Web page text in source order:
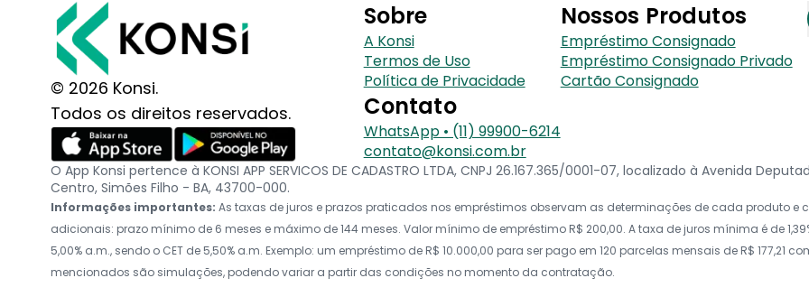
© 2026 Konsi.
Todos os direitos reservados.
Sobre
A Konsi
Termos de Uso
Política de Privacidade
Contato
WhatsApp • (11) 99900-6214
contato@konsi.com.br
Nossos Produtos
Empréstimo Consignado
Empréstimo Consignado Privado
Cartão Consignado
O App Konsi pertence à KONSI APP SERVICOS DE CADASTRO LTDA, CNPJ 26.167.365/0001-07, localizado à Avenida
Centro, Simões Filho - BA, 43700-000.
Informações importantes: As taxas de juros e prazos praticados nos empréstimos observam as determinações de cada produto
adicionais: prazo mínimo de 6 meses e máximo de 144 meses. Valor mínimo de empréstimo R$ 200,00. A taxa de juros mínima é de
5,00% a.m., sendo o CET de 5,50% a.m. Exemplo: um empréstimo de R$ 10.000,00 para ser pago em 120 parcelas mensais de R$ 177,21
mencionados são simulações, podendo variar a partir das condições no momento da contratação.